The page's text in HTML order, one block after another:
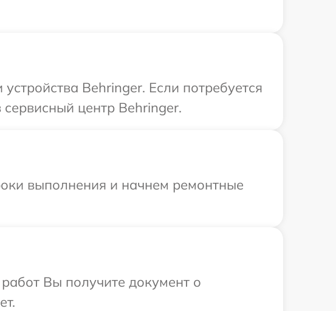
Behringer. Если потребуется
центр Behringer.
выполнения и начнем ремонтные
Вы получите документ о